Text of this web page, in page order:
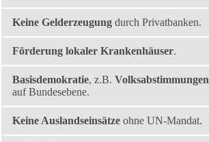
Keine Gelderzeugung durch Privatbanken.
Förderung lokaler Krankenhäuser.
Basisdemokratie, z.B. Volksabstimmungen
auf Bundesebene.
Keine Auslandseinsätze ohne UN-Mandat.